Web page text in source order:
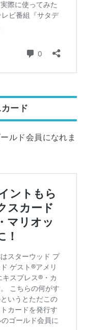
ード
ルド会員になれま